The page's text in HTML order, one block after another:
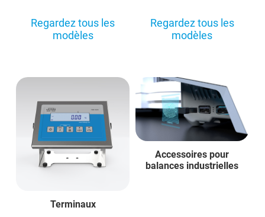
Regardez tous les
modèles
Regardez tous les
modèles
Terminaux
Accessoires pour
balances industrielles